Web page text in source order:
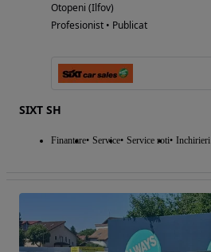
Otopeni (Ilfov)
Profesionist • Publicat
SIXT SH
Finantare Service Service roti Inchirieri